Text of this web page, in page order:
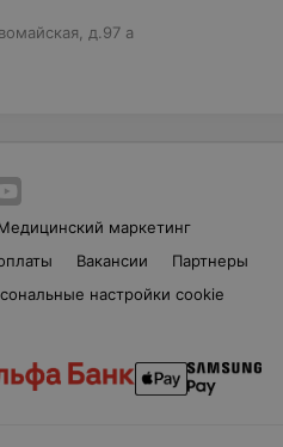
д.97 а
маркетинг
Вакансии
Партнеры
настройки cookie